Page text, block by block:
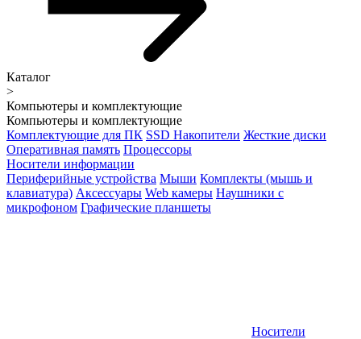
Каталог
>
Компьютеры и комплектующие
Компьютеры и комплектующие
Комплектующие для ПК SSD Накопители Жесткие диски
Оперативная память Процессоры
Носители информации
Периферийные устройства Мыши Комплекты (мышь и
клавиатура) Аксессуары Web камеры Наушники с
микрофоном Графические планшеты
Носители